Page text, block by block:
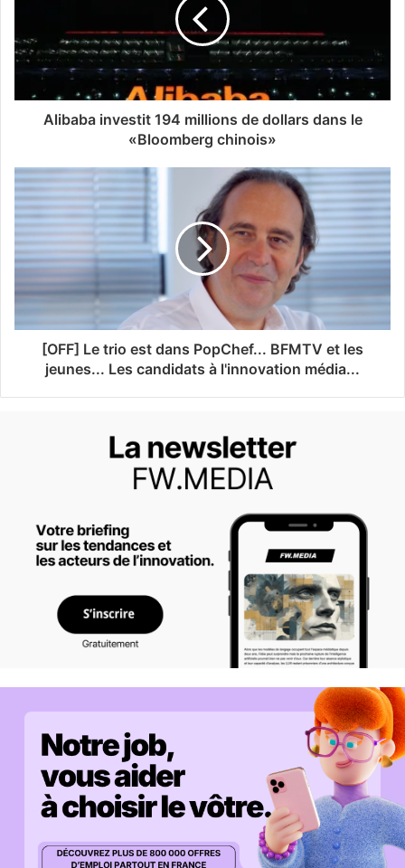
Alibaba investit 194 millions de dollars dans le
«Bloomberg chinois»
[OFF] Le trio est dans PopChef... BFMTV et les
jeunes... Les candidats à l'innovation média...